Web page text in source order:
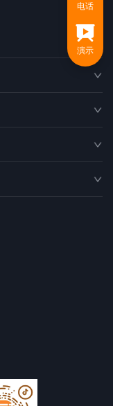
电话
演示